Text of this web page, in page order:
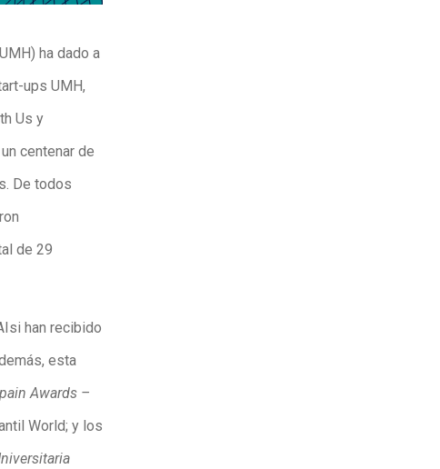
ha dado a
ups UMH,
Us y
centenar de
De todos
de 29
han recibido
esta
Awards –
World; y los